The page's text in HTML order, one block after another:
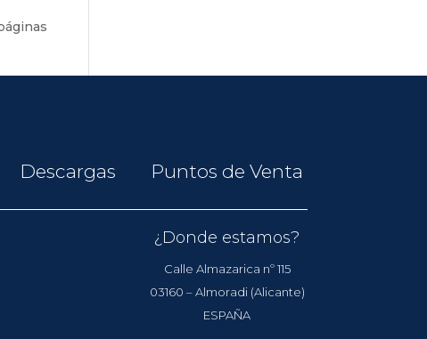
Descargas Puntos de Venta
¿Donde estamos?
Calle Almazarica nº 115
03160 – Almoradi (Alicante)
ESPAÑA